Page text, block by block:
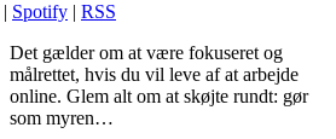
| Spotify | RSS
Det gælder om at være fokuseret og
målrettet, hvis du vil leve af at arbejde
online. Glem alt om at skøjte rundt: gør
som myren…